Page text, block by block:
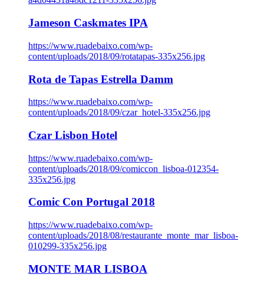
Jameson Caskmates IPA
https://www.ruadebaixo.com/wp-
content/uploads/2018/09/rotatapas-335x256.jpg
Rota de Tapas Estrella Damm
https://www.ruadebaixo.com/wp-
content/uploads/2018/09/czar_hotel-335x256.jpg
Czar Lisbon Hotel
https://www.ruadebaixo.com/wp-
content/uploads/2018/09/comiccon_lisboa-012354-
335x256.jpg
Comic Con Portugal 2018
https://www.ruadebaixo.com/wp-
content/uploads/2018/08/restaurante_monte_mar_lisboa-
010299-335x256.jpg
MONTE MAR LISBOA